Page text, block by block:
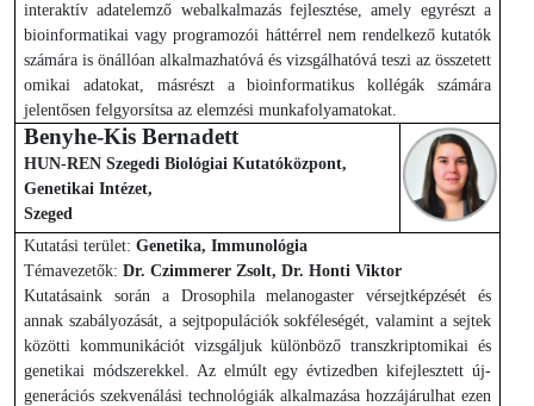
interaktív adatelemző webalkalmazás fejlesztése, amely egyrészt a
bioinformatikai vagy programozói háttérrel nem rendelkező kutatók
számára is önállóan alkalmazhatóvá és vizsgálhatóvá teszi az összetett
omikai adatokat, másrészt a bioinformatikus kollégák számára
jelentősen felgyorsítsa az elemzési munkafolyamatokat.
Benyhe-Kis Bernadett
HUN-REN Szegedi Biológiai Kutatóközpont,
Genetikai Intézet,
Szeged
Kutatási terület: Genetika, Immunológia
Témavezetők: Dr. Czimmerer Zsolt, Dr. Honti Viktor
Kutatásaink során a Drosophila melanogaster vérsejtképzését és
annak szabályozását, a sejtpopulációk sokféleségét, valamint a sejtek
közötti kommunikációt vizsgáljuk különböző transzkriptomikai és
genetikai módszerekkel. Az elmúlt egy évtizedben kifejlesztett új-
generációs szekvenálási technológiák alkalmazása hozzájárulhat ezen